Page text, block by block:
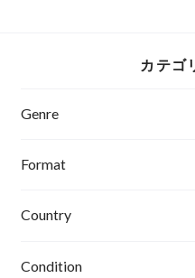
カテゴ
Genre
Format
Country
Condition